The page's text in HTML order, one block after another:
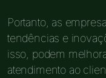
Portanto, as
tendências e
isso, podem
atendimento ao